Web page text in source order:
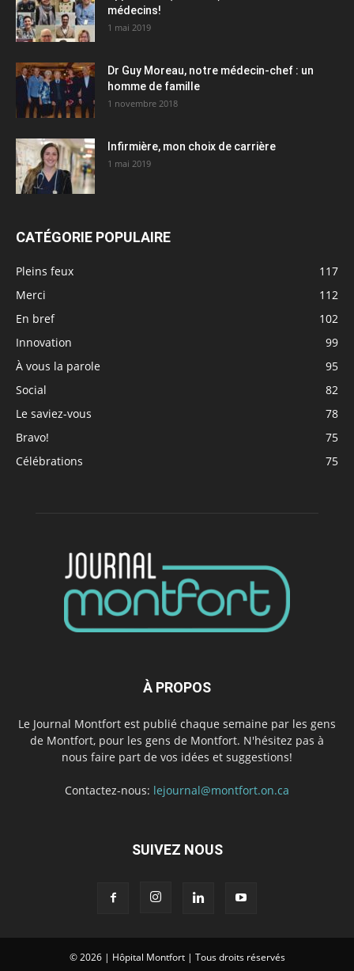
médecins!
1 mai 2019
Dr Guy Moreau, notre médecin-chef : un
homme de famille
1 novembre 2018
Infirmière, mon choix de carrière
1 mai 2019
CATÉGORIE POPULAIRE
Pleins feux
117
Merci
112
En bref
102
Innovation
99
À vous la parole
95
Social
82
Le saviez-vous
78
Bravo!
75
Célébrations
75
À PROPOS
Le Journal Montfort est publié chaque semaine par les gens
de Montfort, pour les gens de Montfort. N'hésitez pas à
nous faire part de vos idées et suggestions!
Contactez-nous: lejournal@montfort.on.ca
SUIVEZ NOUS
© 2026 | Hôpital Montfort | Tous droits réservés